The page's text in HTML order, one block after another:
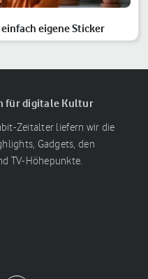
eigene Sticker
für digitale Kultur
Zeitalter liefern wir die
Gadgets, den
TV-Höhepunkte.